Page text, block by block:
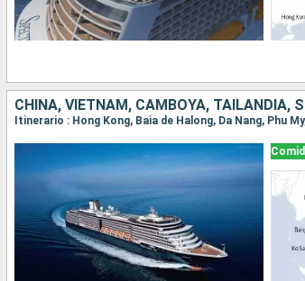
CHINA, VIETNAM, CAMBOYA, TAILANDIA,